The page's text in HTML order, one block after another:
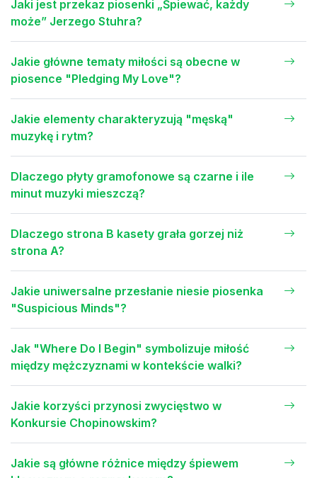
Jaki jest przekaz piosenki „Śpiewać, każdy
może” Jerzego Stuhra?
Jakie główne tematy miłości są obecne w
piosence "Pledging My Love"?
Jakie elementy charakteryzują "męską"
muzykę i rytm?
Dlaczego płyty gramofonowe są czarne i ile
minut muzyki mieszczą?
Dlaczego strona B kasety grała gorzej niż
strona A?
Jakie uniwersalne przesłanie niesie piosenka
"Suspicious Minds"?
Jak "Where Do I Begin" symbolizuje miłość
między mężczyznami w kontekście walki?
Jakie korzyści przynosi zwycięstwo w
Konkursie Chopinowskim?
Jakie są główne różnice między śpiewem